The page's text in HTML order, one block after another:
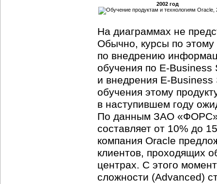
2002 год
На диаграммах не
Обычно, курсы по этому
по внедрению
обучения по E-Business
и внедрения E-
обучения этому
в наступившем году
По данным ЗАО «ФОРС»
составляет от 10% до
компания Oracle
клиентов, проходящих
центрах. С этого
сложности (Advanced)